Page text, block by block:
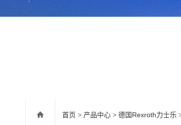
首页 > 产品中心 > 德国Rexroth力士乐